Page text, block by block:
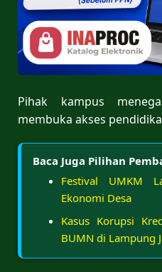
Pihak kampus
membuka akses
Baca Juga Pilihan
Festival UMKM
Ekonomi Desa
Kasus Korupsi
BUMN di Lampung